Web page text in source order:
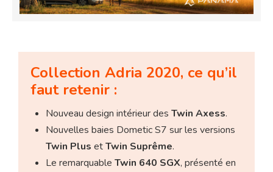
Collection Adria 2020, ce qu’il
faut retenir :
Nouveau design intérieur desTwin Axess.
Nouvelles baies Dometic S7 sur les versions
Twin Plus etTwin Suprême.
Le remarquableTwin 640 SGX, présenté en